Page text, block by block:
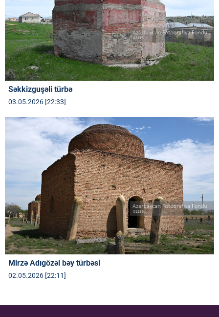
Səkkizguşəli türbə
03.05.2026 [22:33]
Mirzə Adıgözəl bəy türbəsi
02.05.2026 [22:11]